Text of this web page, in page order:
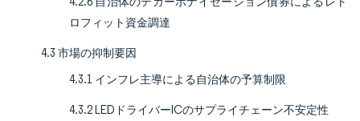
ロフィット資金調達
4.3 市場の抑制要因
4.3.1 インフレ主導による自治体の予算制限
4.3.2 LEDドライバーICのサプライチェーン不安定性